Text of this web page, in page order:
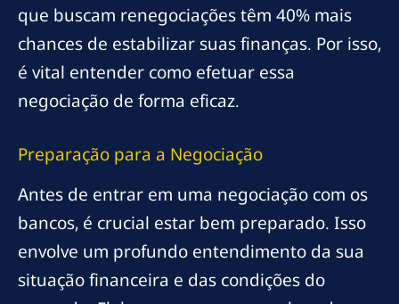
que buscam renegociações têm 40% mais
chances de estabilizar suas finanças. Por isso,
é vital entender como efetuar essa
negociação de forma eficaz.
Preparação para a Negociação
Antes de entrar em uma negociação com os
bancos, é crucial estar bem preparado. Isso
envolve um profundo entendimento da sua
situação financeira e das condições do